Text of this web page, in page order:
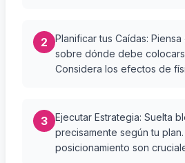
2
Planificar tus Caídas:
sobre dónde debe
Considera los efectos de
3
Ejecutar Estrategia: Suelta
precisamente según tu plan.
posicionamiento son